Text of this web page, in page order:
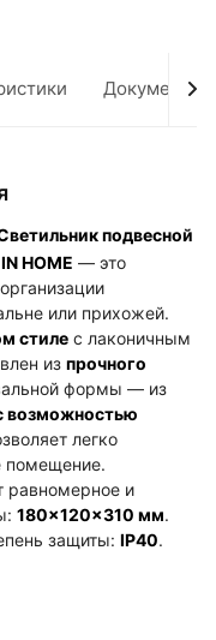
Документы
подвесной
HOME — это
или прихожей.
стиле с лаконичным
из прочного
формы — из
возможностью
легко
помещение.
равномерное и
180×120×310 мм.
защиты: IP40.